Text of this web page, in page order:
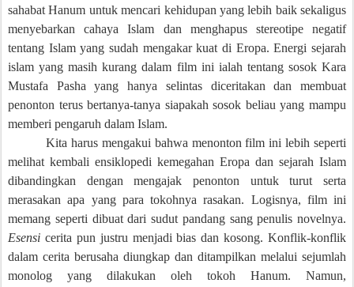
sahabat Hanum untuk mencari kehidupan yang lebih baik sekaligus
menyebarkan cahaya Islam dan menghapus stereotipe negatif
tentang Islam yang sudah mengakar kuat di Eropa. Energi sejarah
islam yang masih kurang dalam film ini ialah tentang sosok Kara
Mustafa Pasha yang hanya selintas diceritakan dan membuat
penonton terus bertanya-tanya siapakah sosok beliau yang mampu
memberi pengaruh dalam Islam.
Kita harus mengakui bahwa menonton film ini lebih seperti
melihat kembali ensiklopedi kemegahan Eropa dan sejarah Islam
dibandingkan dengan mengajak penonton untuk turut serta
merasakan apa yang para tokohnya rasakan. Logisnya, film ini
memang seperti dibuat dari sudut pandang sang penulis novelnya.
Esensi cerita pun justru menjadi bias dan kosong. Konflik-konflik
dalam cerita berusaha diungkap dan ditampilkan melalui sejumlah
monolog yang dilakukan oleh tokoh Hanum. Namun,